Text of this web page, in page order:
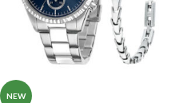
NEW